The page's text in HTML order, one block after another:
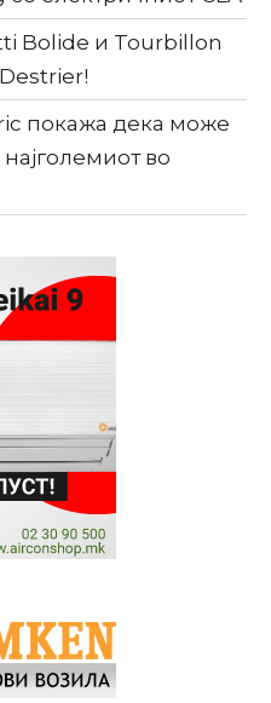
Bolide и Tourbillon
покажа дека може
во